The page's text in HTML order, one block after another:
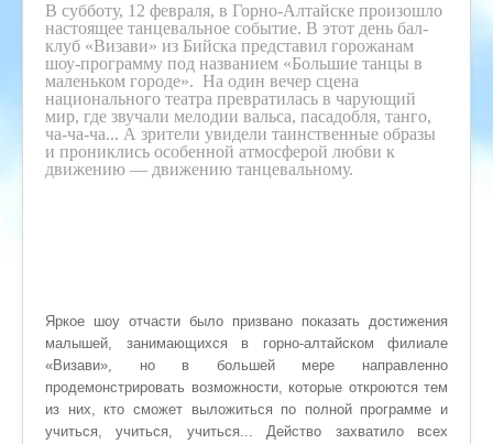
В субботу, 12 февраля, в Горно-Алтайске произошло
настоящее танцевальное событие. В этот день бал-
клуб «Визави» из Бийска представил горожанам
шоу-программу под названием «Большие танцы в
маленьком городе». На один вечер сцена
национального театра превратилась в чарующий
мир, где звучали мелодии вальса, пасадобля, танго,
ча-ча-ча... А зрители увидели таинственные образы
и прониклись особенной атмосферой любви к
движению — движению танцевальному.
Яркое шоу отчасти было призвано показать достижения
малышей, занимающихся в горно-алтайском филиале
«Визави», но в большей мере направленно
продемонстрировать возможности, которые откроются тем
из них, кто сможет выложиться по полной программе и
учиться, учиться, учиться... Действо захватило всех